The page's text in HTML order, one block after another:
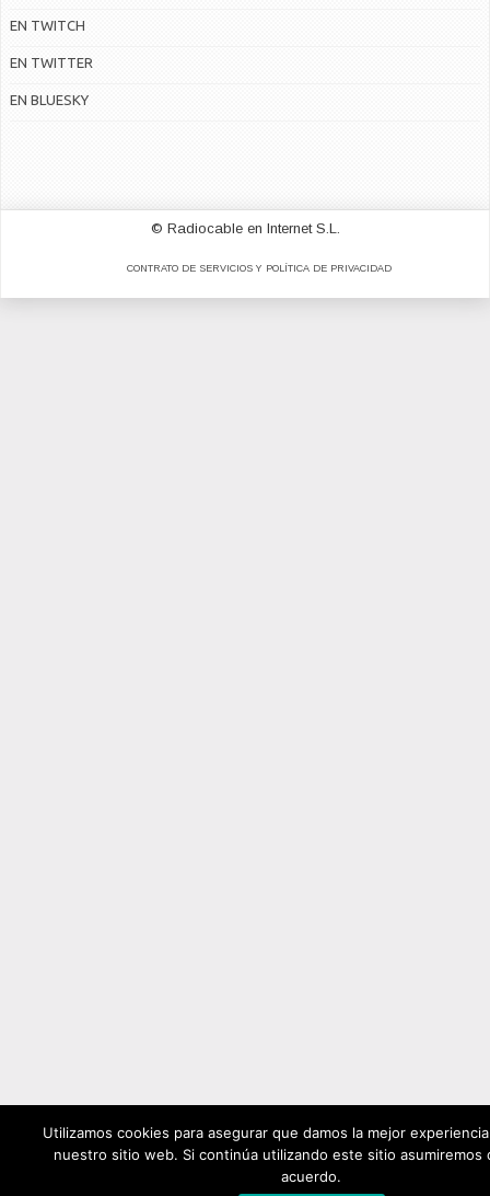
EN TWITCH
EN TWITTER
EN BLUESKY
© Radiocable en Internet S.L.
CONTRATO DE SERVICIOS Y POLÍTICA DE PRIVACIDAD
Utilizamos cookies para asegurar que damos la mejor
nuestro sitio web. Si continúa utilizando este sitio asumiremos
acuerdo.